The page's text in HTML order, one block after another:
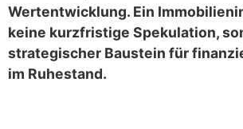
Wertentwicklung. Ein
keine kurzfristige Spekulation,
strategischer Baustein für
im Ruhestand.